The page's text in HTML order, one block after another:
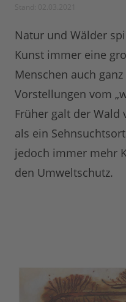
Natur und Wälder
Kunst immer eine
Menschen auch
Vorstellungen vom
Früher galt der
als ein
jedoch immer mehr
den Umweltschutz.